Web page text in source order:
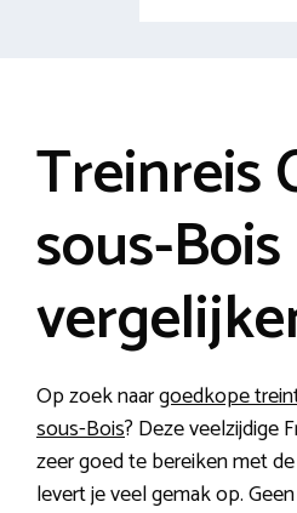
Treinreis
sous-Bois
Op zoek naargoedkope
sous-Bois? Deze veelzijdige
zeer goed te bereiken met
levert je veel gemak op.